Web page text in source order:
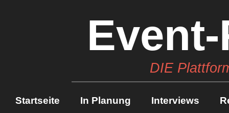
DIE
Startseite In Planung Interviews